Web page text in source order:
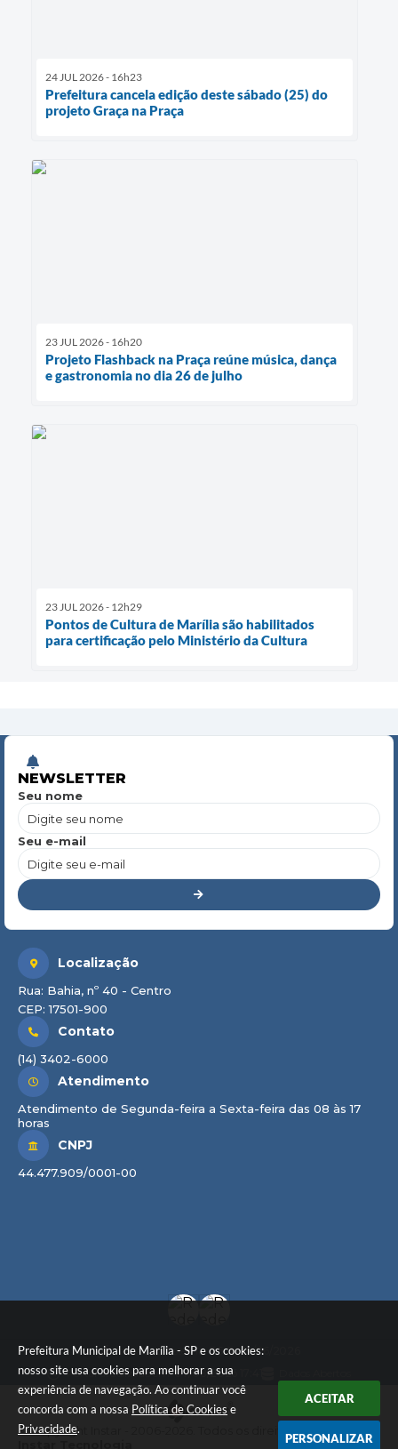
Prefeitura Municipal de Marília - SP e os cookies:
nosso site usa cookies para melhorar a sua
experiência de navegação. Ao continuar você
concorda com a nossa Política de Cookies e
Privacidade.
ACEITAR
PERSONALIZAR
24 JUL 2026 - 16h23
Prefeitura cancela edição deste sábado (25) do
projeto Graça na Praça
23 JUL 2026 - 16h20
Projeto Flashback na Praça reúne música, dança
e gastronomia no dia 26 de julho
23 JUL 2026 - 12h29
Pontos de Cultura de Marília são habilitados
para certificação pelo Ministério da Cultura
NEWSLETTER
Seu nome
Seu e-mail
Localização
Rua: Bahia, nº 40 - Centro
CEP: 17501-900
Contato
(14) 3402-6000
Atendimento
Atendimento de Segunda-feira a Sexta-feira das 08 às 17
horas
CNPJ
44.477.909/0001-00
Versão do Sistema: 3.5.3 - 19/06/2026
Portal atualizado em:07/08/2026 17:41
© Copyright Instar - 2006-2026. Todos os direitos reservados -